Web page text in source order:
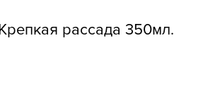
рассада 350мл.